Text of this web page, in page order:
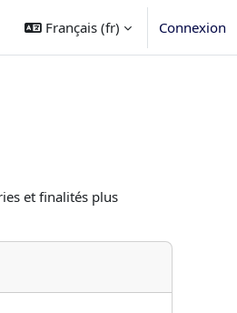
Français ‎(fr)‎ Connexion
et finalités plus